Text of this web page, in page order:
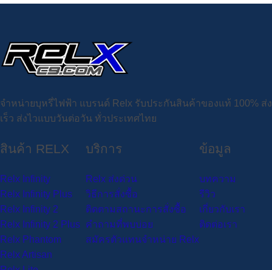
จาก
จริง
ควัน
ชัด
ปรับ
ไฟ
ได้!
เสี่ยง
ต้อง
ลองใน
นี้
คุ้ม
ค่าที่
ไม่
พลาด
Puffs
ใช้
งาน
ดี
ไหม
ต
ตัว
แรง
ได้
จุใจ
20000
คือ
อะไร
ทำไม
ได้
รับ
สนใจ
ช่วง
หลัง?
จำหน่ายบุหรี่ไฟฟ้า แบรนด์ Relx รับประกันสินค้าของแท้ 100% ส่ง
เร็ว ส่งไวแบบวันต่อวัน ทั่วประเทศไทย
สินค้า RELX
Relx Infinity
Relx Infinity Plus
Relx Infinity 2
Relx Infinity 2 Plus
Relx Phantom
Relx Artisan
บริการ
Relx ส่งด่วน
วิธีการสั่งซื้อ
ติดตามสถานะการสั่งซื้อ
คำถามที่พบบ่อย
สมัครตัวแทนจำหน่าย Relx
ข้อมูล
บทความ
รีวิว
เกี่ยวกับเรา
ติดต่อเรา